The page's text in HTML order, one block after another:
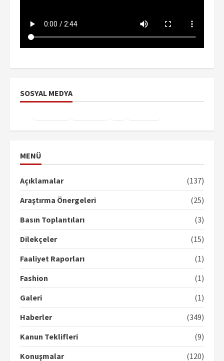
SOSYAL MEDYA
MENÜ
Açıklamalar
(137)
Araştırma Önergeleri
(25)
Basın Toplantıları
(3)
Dilekçeler
(15)
Faaliyet Raporları
(1)
Fashion
(1)
Galeri
(1)
Haberler
(349)
Kanun Teklifleri
(9)
Konuşmalar
(120)